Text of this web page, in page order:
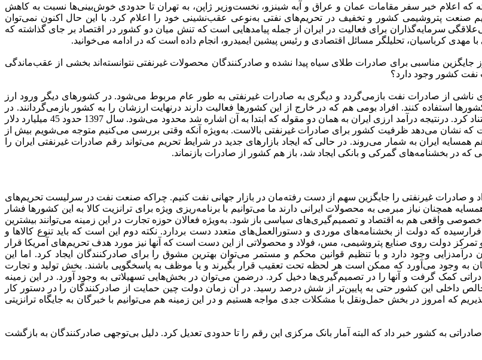
که اعلام خبر سفر مقامات عمان و عراق و آبه شینزو، نخست‌وزیر ژاپن، به تهران تا حدودی خوش‌بینی‌ها نسبت به کاهش
صنعت پتروشیمی کشور و تخفیف در تحریم‌های نفتی به‌نوعی عقب‌نشینی خود را اعلام کرد. با این حال اکنون نمی‌توان
سرمایه‌گذاران برای فعالیت در ایران از جمله پیامدهایی است که تنش میان دو کشور در اقتصاد بر جای گذاشته که
مهدی کرباسیان، تحلیلگر مسائل اقتصادی و رئیس پیشین ایمیدرو، انجام داده است که در ادامه می‌خوانید.
جایگزین مناسبی برای صادرات طلای سیاه پیدا نشده و صادرکنندگان محصولات غیرنفتی نتوانسته‌اند بخشی از عقب‌ماندگی
نفت کشور وجود دارد؟
ناشی از صادرات نفت بازمی‌گردد و دیگری به صادرات غیرنفتی به طور عام مربوط می‌شود. در کشورهای دیگر ورود ارز
استفاده کنند. افراد بومی هم که در خارج از این کشورها فعالیت دارند درنهایت ارزشان را به کشور بازمی‌گردانند. در
کشور ما این دو مورد در حدی ناچیز است که نمی‌توان در آمار و گزارش‌ها به آن استناد کرد. درنتیجه درآمد ارزی ایران به همان دو مقوله که ابتدا به آن اشاره شد محدود می‌شود. سال 1397 حدود 45 میلیارد دلار
که این رقم نسبت به سال 1396 میزانی تغییر داشت که نشان می‌دهد ظرفیت کشور برای صادرات غیرنفتی بالاست. به‌ویژه آنکه وقتی بررسی می‌کنیم متوجه می‌شویم بیش از
هفت کشور هم همسایه ایران به شمار می‌روند. در حالی که ایجاد بازارهای جدید در شرایط تحریم می‌تواند رقم صادرات غیرنفتی ایران را
که در بخشنامه‌های گمرکی و بانکی ایجاد شد، باز هم کشور از صادرات بازنماند.
و صادرات غیرنفتی را جایگزین سهم از دست رفته‌مان در بازار جهانی نفت کنیم. چراکه صنعت نفت در سرلیست تحریم‌های
همچنان نیاز مبرمی به محصولات ایرانی دارند ما می‌توانیم با برنامه‌ریزی ویژه برای ترانزیت کالا به این کشورها فشار
واقعی هم به اقتصاد و تصمیم‌گیری‌های سیاسی باز شود. به‌ویژه فعالان حوزه تجارت در این زمینه می‌توانند بیشترین
که دولت از بخشنامه‌های موردی و دستورالعمل‌های متعدد دست بردارد. نکته دوم این است که باید تنوع کالاها و
دولت روی صنایع پتروشیمی، مس، فولاد و محصولاتی از این دست است که آنها نیز مورد هدف تحریم‌های آمریکا قرار
وجود دارد و با تنظیم قوانین محکم و مستمر می‌توان بهترین مشوق را برای صادرکنندگان ایجاد کرد. اما این
به وجود می‌آورد که ممکن است هر لحظه تحت تعقیب قرار بگیرند و یا موظف به پاسخگویی باشند. بخش تولید و تجارت
کمک گرفت و آنها را در تصمیم‌گیری‌ها دخیل کرد. درضمن می‌توان در بخش‌هایی تسهیلاتی به وجود آورد. در این زمینه
دچار رکود اقتصادی شد و تولید ناخالص داخلی این کشور حتی به پایین‌تر از شش درصد رسید. در آن زمان دولت چین حمایت از صادرکنندگان را در دستور کار
هم باید بپذیریم که امروز در بخش حمل‌ونقل با مشکلات جدی مواجه هستیم و در این زمینه هم می‌توانیم با خبرگان به جایگاه ترانزیتی
وزیر امور اقتصادی و دارایی از عدم بازگشت حدود 75 درصد ارز صادراتی به کشور خبر داد که البته آمار بانک مرکزی این رقم را تا حدودی تعدیل کرد. دلیل بی‌توجهی صادرکنندگان به بازگشت